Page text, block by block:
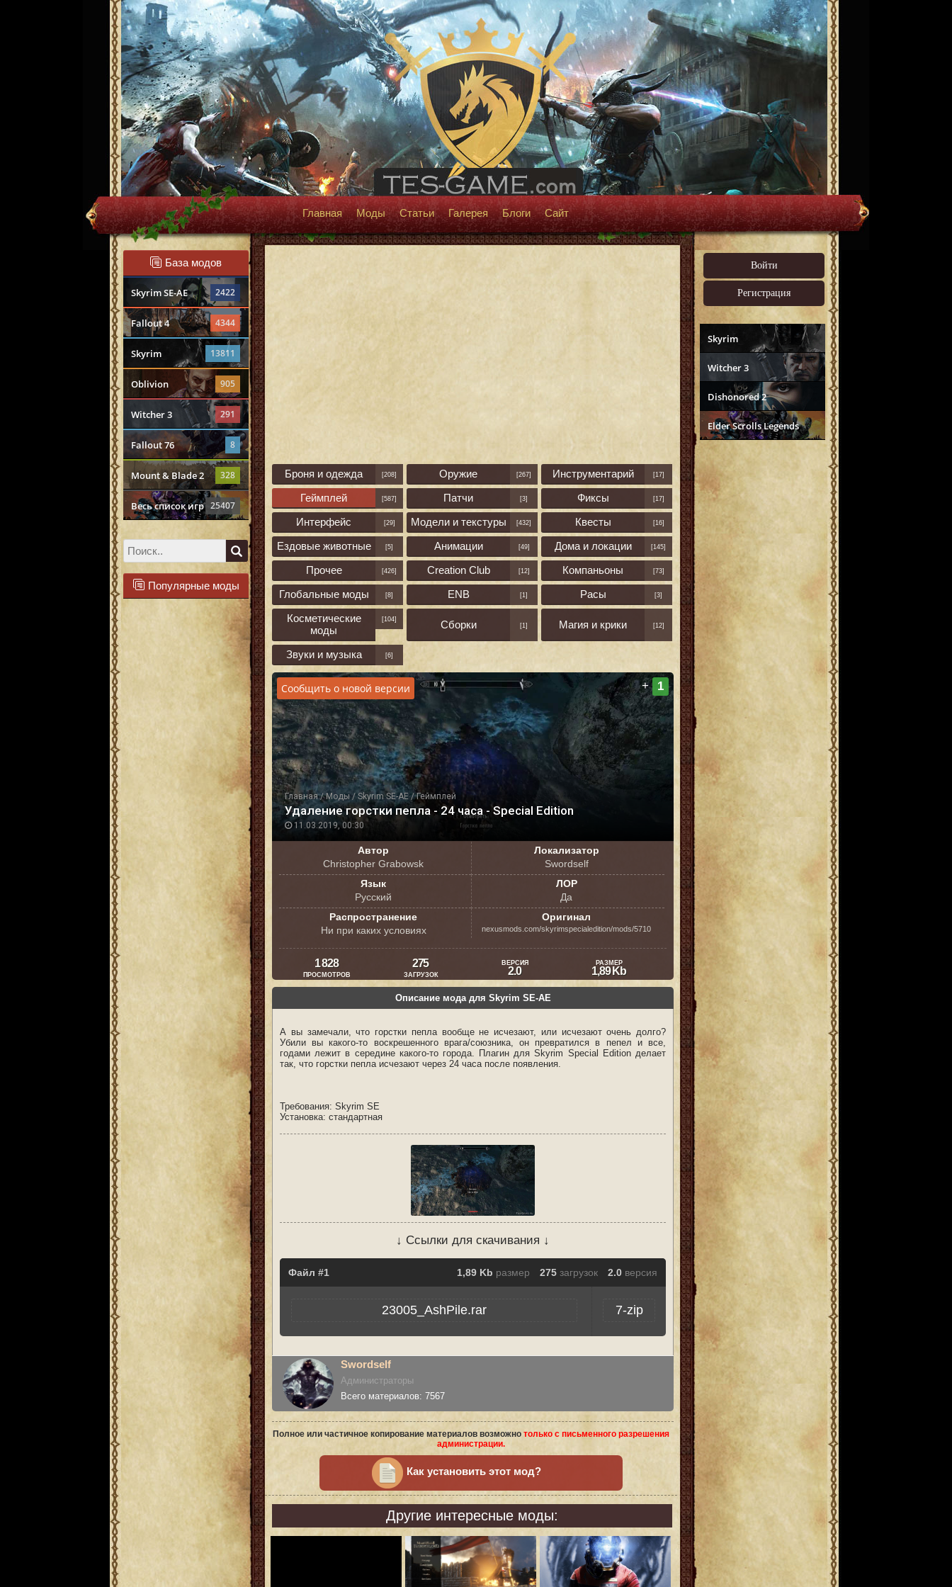
Главная Моды Статьи Галерея Блоги Сайт
База модов
Skyrim SE-AE 2422
Fallout 4 4344
Skyrim 13811
Oblivion 905
Witcher 3 291
Fallout 76 8
Mount & Blade 2 328
Весь список игр 25407
Популярные моды
Войти
Регистрация
Skyrim
Witcher 3
Dishonored 2
Elder Scrolls Legends
Броня и одежда [208] Оружие [267] Инструментарий [17]
Геймплей [587] Патчи [3] Фиксы [17]
Интерфейс [29] Модели и текстуры [432] Квесты [16]
Ездовые животные [5] Анимации [49] Дома и локации [145]
Прочее [426] Creation Club [12] Компаньоны [73]
Глобальные моды [8] ENB [1] Расы [3]
Косметические
моды
[104] Сборки [1] Магия и крики [12]
Звуки и музыка [6]
Главная/Моды/ Skyrim SE-AE/Геймплей
11.03.2019, 00:30
Удаление горстки пепла - 24 часа - Special Edition
Сообщить о новой версии + 1
Автор
Christopher Grabowsk
Локализатор
Swordself
Язык
Русский
ЛОР
Да
Распространение
Ни при каких условиях
Оригинал
nexusmods.com/skyrimspecialedition/mods/5710
1 828
ПРОСМОТРОВ
275
ЗАГРУЗОК
ВЕРСИЯ
2.0
РАЗМЕР
1,89 Kb
Описание мода для Skyrim SE-AE
А вы замечали, что горстки пепла вообще не исчезают, или исчезают очень долго?
Убили вы какого-то воскрешенного врага/союзника, он превратился в пепел и все,
годами лежит в середине какого-то города. Плагин для Skyrim Special Edition делает
так, что горстки пепла исчезают через 24 часа после появления.
Требования: Skyrim SE
Установка: стандартная
↓ Ссылки для скачивания ↓
Файл 1,89 Kb размер 275 загрузок 2.0 версия
23005_AshPile.rar 7-zip
Swordself
Администраторы
Всего материалов: 7567
Полное или частичное копирование материалов возможно только с письменного разрешения
администрации.
Как установить этот мод?
Другие интересные моды: